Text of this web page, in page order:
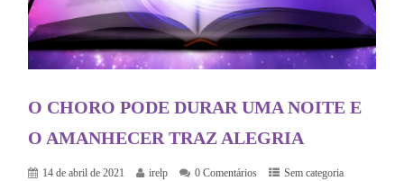
O CHORO PODE DURAR UMA NOITE E
O AMANHECER TRAZ ALEGRIA
14 de abril de 2021 irelp 0 Comentários Sem categoria